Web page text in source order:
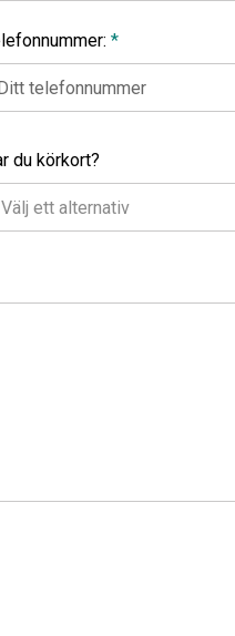
*
du körkort?